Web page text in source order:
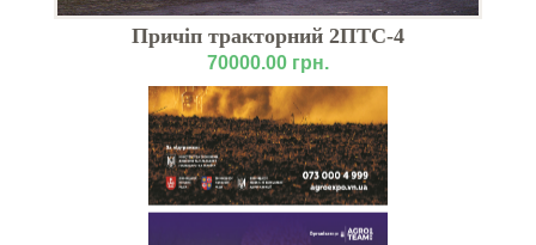
Причіп тракторний 2ПТС-4
70000.00 грн.